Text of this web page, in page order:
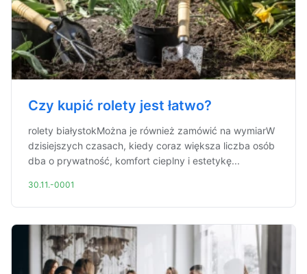
Czy kupić rolety jest łatwo?
rolety białystokMożna je również zamówić na wymiarW
dzisiejszych czasach, kiedy coraz większa liczba osób
dba o prywatność, komfort cieplny i estetykę...
30.11.-0001